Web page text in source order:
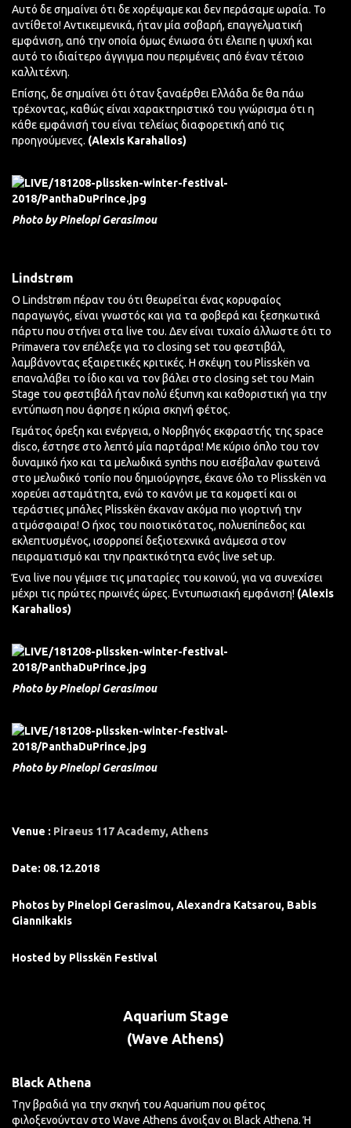
Αυτό δε σημαίνει ότι δε χορέψαμε και δεν περάσαμε ωραία. Το
αντίθετο! Αντικειμενικά, ήταν μία σοβαρή, επαγγελματική
εμφάνιση, από την οποία όμως ένιωσα ότι έλειπε η ψυχή και
αυτό το ιδιαίτερο άγγιγμα που περιμένεις από έναν τέτοιο
καλλιτέχνη.
Επίσης, δε σημαίνει ότι όταν ξαναέρθει Ελλάδα δε θα πάω
τρέχοντας, καθώς είναι χαρακτηριστικό του γνώρισμα ότι η
κάθε εμφάνισή του είναι τελείως διαφορετική από τις
προηγούμενες. (Alexis Karahalios)
Photo by Pinelopi Gerasimou
Lindstrøm
Ο Lindstrøm πέραν του ότι θεωρείται ένας κορυφαίος
παραγωγός, είναι γνωστός και για τα φοβερά και ξεσηκωτικά
πάρτυ που στήνει στα live του. Δεν είναι τυχαίο άλλωστε ότι το
Primavera τον επέλεξε για το closing set του φεστιβάλ,
λαμβάνοντας εξαιρετικές κριτικές. Η σκέψη του Plisskën να
επαναλάβει το ίδιο και να τον βάλει στο closing set του Main
Stage του φεστιβάλ ήταν πολύ έξυπνη και καθοριστική για την
εντύπωση που άφησε η κύρια σκηνή φέτος.
Γεμάτος όρεξη και ενέργεια, ο Νορβηγός εκφραστής της space
disco, έστησε στο λεπτό μία παρτάρα! Με κύριο όπλο του τον
δυναμικό ήχο και τα μελωδικά synths που εισέβαλαν φωτεινά
στο μελωδικό τοπίο που δημιούργησε, έκανε όλο το Plisskën να
χορεύει ασταμάτητα, ενώ το κανόνι με τα κομφετί και οι
τεράστιες μπάλες Plisskën έκαναν ακόμα πιο γιορτινή την
ατμόσφαιρα! Ο ήχος του ποιοτικότατος, πολυεπίπεδος και
εκλεπτυσμένος, ισορροπεί δεξιοτεχνικά ανάμεσα στον
πειραματισμό και την πρακτικότητα ενός live set up.
Ένα live που γέμισε τις μπαταρίες του κοινού, για να συνεχίσει
μέχρι τις πρώτες πρωινές ώρες. Εντυπωσιακή εμφάνιση! (Alexis
Karahalios)
Photo by Pinelopi Gerasimou
Photo by Pinelopi Gerasimou
Venue : Piraeus 117 Academy, Athens
Date: 08.12.2018
Photos by Pinelopi Gerasimou,Alexandra Katsarou, Babis
Giannikakis
Hosted by Plisskën Festival
Aquarium Stage
(Wave Athens)
Black Athena
Tην βραδιά για την σκηνή του Aquarium που φέτος
φιλοξενούνταν στο Wave Athens άνοιξαν οι Black Athena. Ή